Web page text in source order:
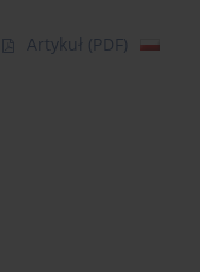
Artykuł (PDF)